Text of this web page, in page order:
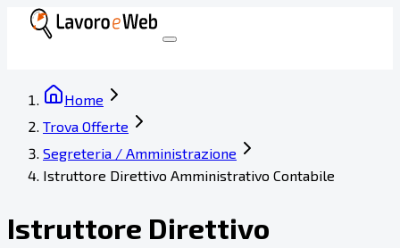
Home
Trova Offerte
Segreteria / Amministrazione
Istruttore Direttivo Amministrativo Contabile
Istruttore Direttivo